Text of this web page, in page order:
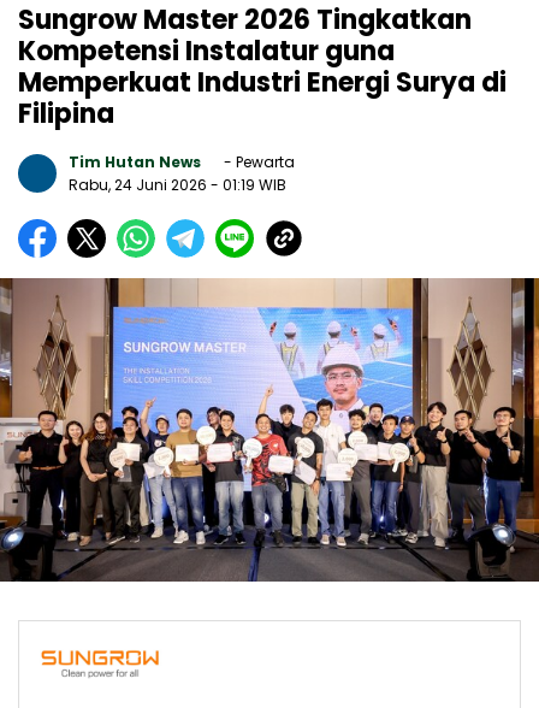
Sungrow Master 2026 Tingkatkan
Kompetensi Instalatur guna
Memperkuat Industri Energi Surya di
Filipina
Tim Hutan News
- Pewarta
Rabu, 24 Juni 2026 - 01:19 WIB